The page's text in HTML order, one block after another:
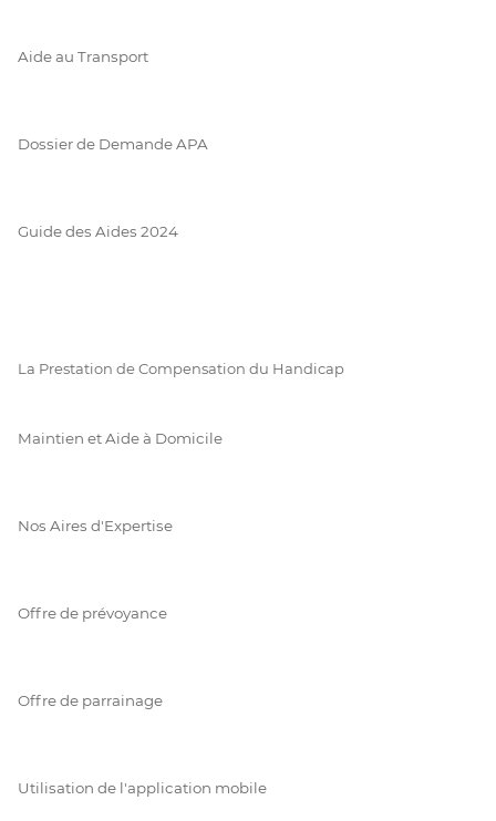
Aide au Transport
Dossier de Demande APA
Guide des Aides 2024
La Prestation de Compensation du Handicap
Maintien et Aide à Domicile
Nos Aires d'Expertise
Offre de prévoyance
Offre de parrainage
Utilisation de l'application mobile